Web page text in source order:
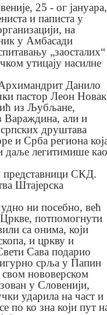
25 - ог јануара,
и паписта у
на
у Амбасади
„заосталих“
утицају насилне
Данило
пастор Леон Новак
из Љубљане,
Вараждина, али и
друштава
и Срба региона
даље легитимише као
СКД.
Штајерска
ни посебно, већ
потпомогнути
са онима, који
и цркву и
Сава подарио
срља у Папин
нововерском
у Словенији,
ударила на част и
по ко зна који пут